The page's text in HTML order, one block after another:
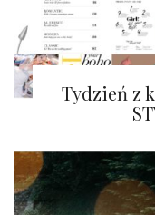
Tydzień z